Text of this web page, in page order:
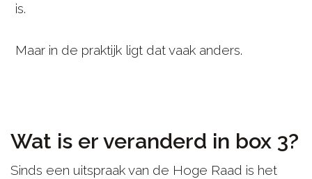
is.
Maar in de praktijk ligt dat vaak anders.
Wat is er veranderd in box 3?
Sinds een uitspraak van de Hoge Raad is het